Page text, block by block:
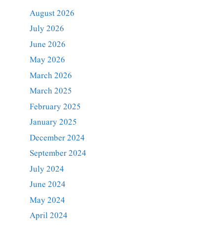
August 2026
July 2026
June 2026
May 2026
March 2026
March 2025
February 2025
January 2025
December 2024
September 2024
July 2024
June 2024
May 2024
April 2024